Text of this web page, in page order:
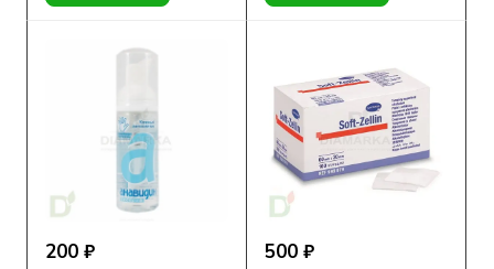
200 ₽ 500 ₽